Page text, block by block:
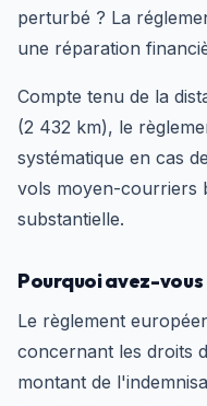
perturbé ? La
une réparation
Compte tenu de la
(2 432 km), le
systématique en cas
vols moyen-courriers
substantielle.
Pourquoi avez-
Le règlement
concernant les droits
montant de